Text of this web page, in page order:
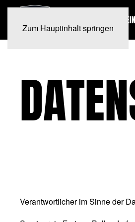
Zum Hauptinhalt springen
VEREIN
Verantwortlicher im Sinne der